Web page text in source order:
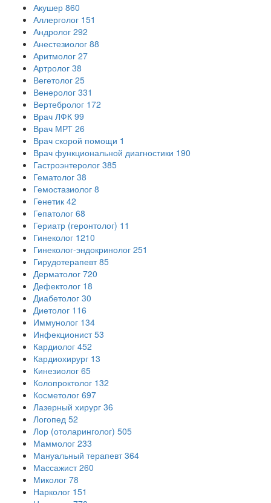
Акушер 860
Аллерголог 151
Андролог 292
Анестезиолог 88
Аритмолог 27
Артролог 38
Вегетолог 25
Венеролог 331
Вертебролог 172
Врач ЛФК 99
Врач МРТ 26
Врач скорой помощи 1
Врач функциональной диагностики 190
Гастроэнтеролог 385
Гематолог 38
Гемостазиолог 8
Генетик 42
Гепатолог 68
Гериатр (геронтолог) 11
Гинеколог 1210
Гинеколог-эндокринолог 251
Гирудотерапевт 85
Дерматолог 720
Дефектолог 18
Диабетолог 30
Диетолог 116
Иммунолог 134
Инфекционист 53
Кардиолог 452
Кардиохирург 13
Кинезиолог 65
Колопроктолог 132
Косметолог 697
Лазерный хирург 36
Логопед 52
Лор (отоларинголог) 505
Маммолог 233
Мануальный терапевт 364
Массажист 260
Миколог 78
Нарколог 151